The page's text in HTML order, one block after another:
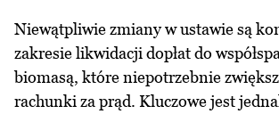
Niewątpliwie zmiany w ustawie są
zakresie likwidacji dopłat do
biomasą, które niepotrzebnie
rachunki za prąd. Kluczowe jest